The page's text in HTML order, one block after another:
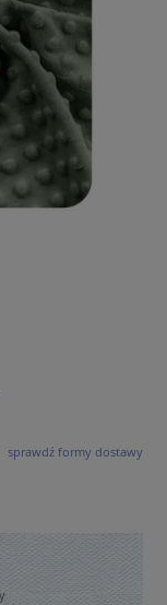
płatności
sprawdź formy dostawy